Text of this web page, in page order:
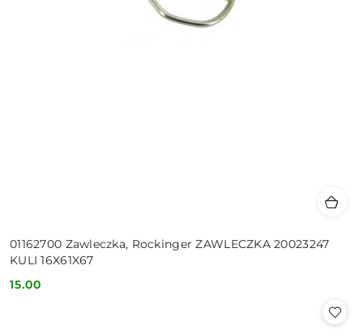
01162700 Zawleczka, Rockinger ZAWLECZKA 20023247
KULI 16X61X67
Cena:
15.00